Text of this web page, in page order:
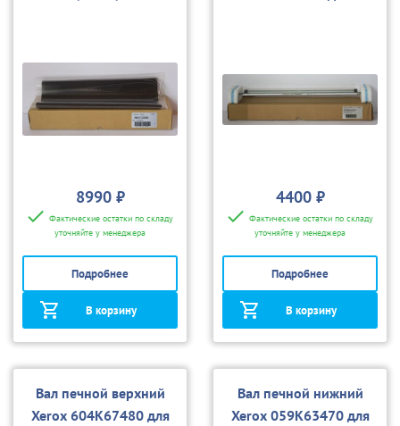
8990 ₽
Фактические остатки по складу
уточняйте у менеджера
Подробнее
В корзину
4400 ₽
Фактические остатки по складу
уточняйте у менеджера
Подробнее
В корзину
Вал печной верхний
Xerox 604K67480 для
Вал печной нижний
Xerox 059K63470 для